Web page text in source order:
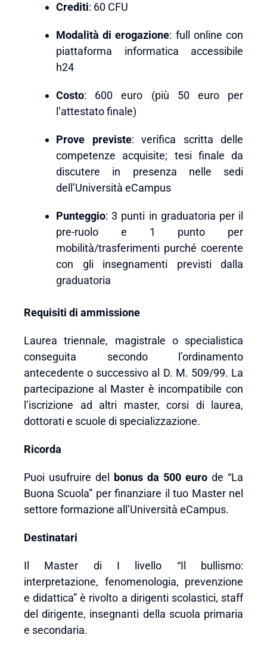
Crediti: 60 CFU
Modalità di erogazione: full online con
piattaforma informatica accessibile
h24
Costo: 600 euro (più 50 euro per
l’attestato finale)
Prove previste: verifica scritta delle
competenze acquisite; tesi finale da
discutere in presenza nelle sedi
dell’Università eCampus
Punteggio: 3 punti in graduatoria per il
pre-ruolo e 1 punto per
mobilità/trasferimenti purché coerente
con gli insegnamenti previsti dalla
graduatoria
Requisiti di ammissione
Laurea triennale, magistrale o specialistica
conseguita secondo l’ordinamento
antecedente o successivo al D. M. 509/99. La
partecipazione al Master è incompatibile con
l’iscrizione ad altri master, corsi di laurea,
dottorati e scuole di specializzazione.
Ricorda
Puoi usufruire del bonus da 500 euro de “La
Buona Scuola” per finanziare il tuo Master nel
settore formazione all’Università eCampus.
Destinatari
Il Master di I livello “Il bullismo:
interpretazione, fenomenologia, prevenzione
e didattica” è rivolto a dirigenti scolastici, staff
del dirigente, insegnanti della scuola primaria
e secondaria.